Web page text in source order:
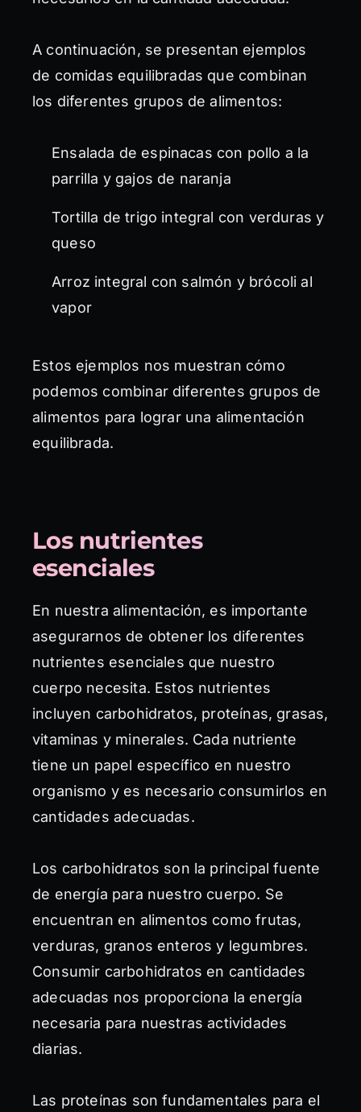
A continuación, se presentan ejemplos
de comidas equilibradas que combinan
los diferentes grupos de alimentos:
Ensalada de espinacas con pollo a la
parrilla y gajos de naranja
Tortilla de trigo integral con verduras y
queso
Arroz integral con salmón y brócoli al
vapor
Estos ejemplos nos muestran cómo
podemos combinar diferentes grupos de
alimentos para lograr una alimentación
equilibrada.
Los nutrientes
esenciales
En nuestra alimentación, es importante
asegurarnos de obtener los diferentes
nutrientes esenciales que nuestro
cuerpo necesita. Estos nutrientes
incluyen carbohidratos, proteínas, grasas,
vitaminas y minerales. Cada nutriente
tiene un papel específico en nuestro
organismo y es necesario consumirlos en
cantidades adecuadas.
Los carbohidratos son la principal fuente
de energía para nuestro cuerpo. Se
encuentran en alimentos como frutas,
verduras, granos enteros y legumbres.
Consumir carbohidratos en cantidades
adecuadas nos proporciona la energía
necesaria para nuestras actividades
diarias.
Las proteínas son fundamentales para el